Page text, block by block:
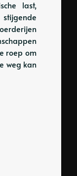
last,
roep om
weg kan